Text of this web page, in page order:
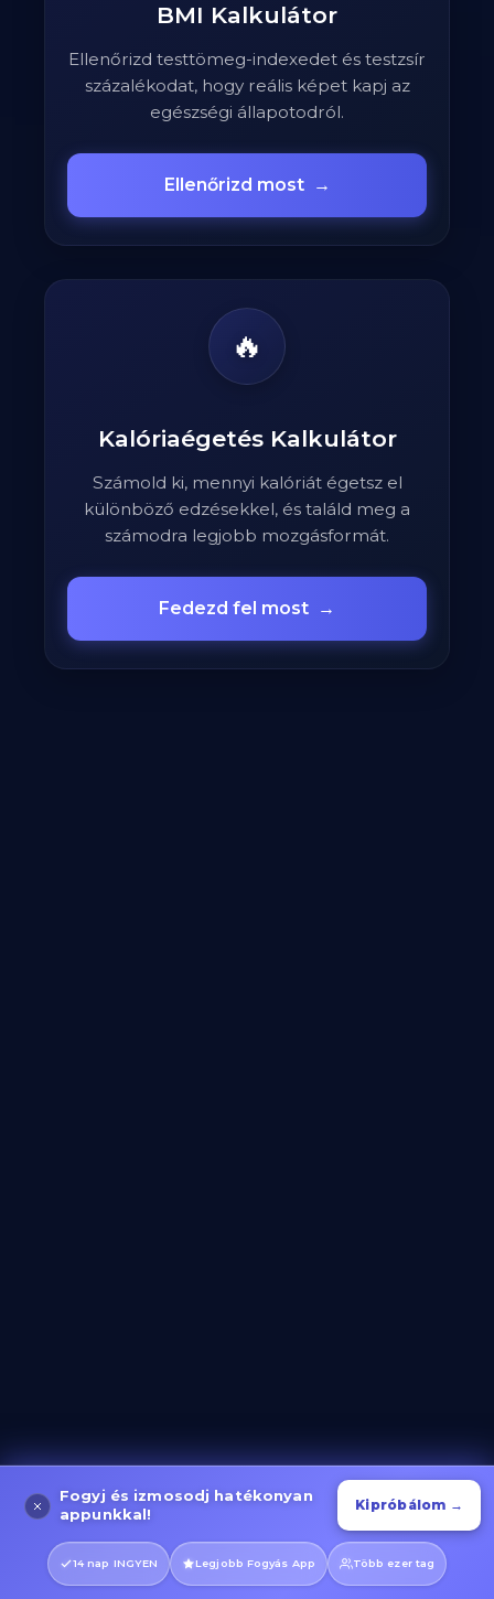
BMI Kalkulátor
Ellenőrizd testtömeg-indexedet és testzsír
százalékodat, hogy reális képet kapj az
egészségi állapotodról.
Ellenőrizd most →
🔥
Kalóriaégetés Kalkulátor
Számold ki, mennyi kalóriát égetsz el
különböző edzésekkel, és találd meg a
számodra legjobb mozgásformát.
Fedezd fel most →
Kerékpáros Gyakorlatok
Kategória megnyitása
Fogyj és izmosodj hatékonyan
appunkkal!
Kipróbálom →
14 nap INGYEN Legjobb Fogyás App Több ezer tag